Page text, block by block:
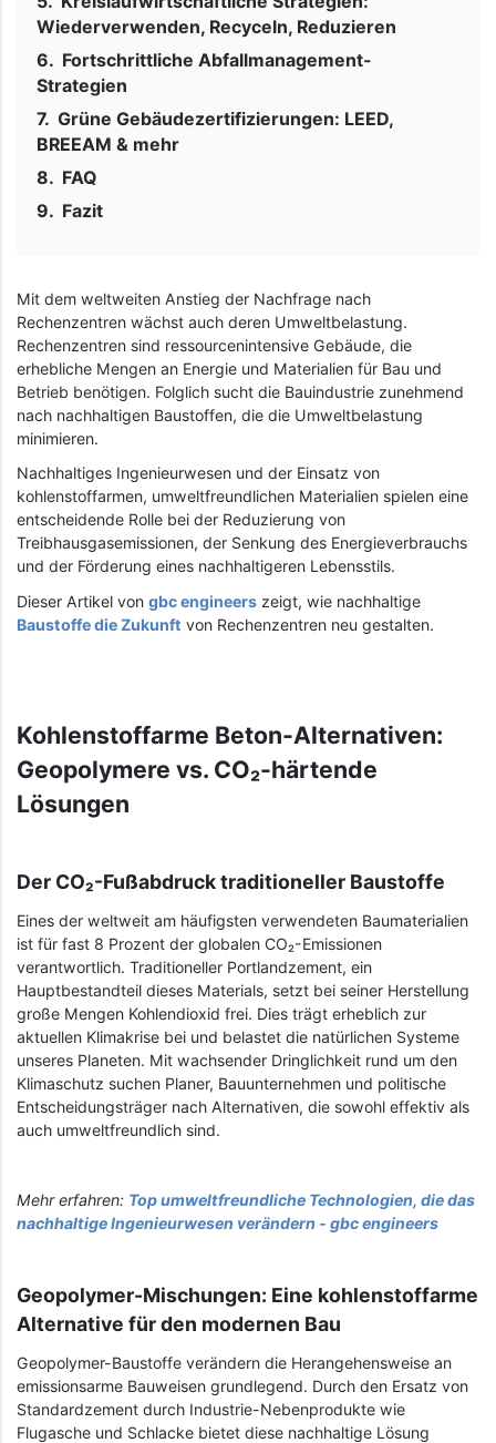
Wiederverwenden, Recyceln, Reduzieren
Fortschrittliche Abfallmanagement-
Strategien
Grüne Gebäudezertifizierungen: LEED,
BREEAM & mehr
FAQ
Fazit
Mit dem weltweiten Anstieg der Nachfrage nach
Rechenzentren wächst auch deren Umweltbelastung.
Rechenzentren sind ressourcenintensive Gebäude, die
erhebliche Mengen an Energie und Materialien für Bau und
Betrieb benötigen. Folglich sucht die Bauindustrie zunehmend
nach nachhaltigen Baustoffen, die die Umweltbelastung
minimieren.
Nachhaltiges Ingenieurwesen und der Einsatz von
kohlenstoffarmen, umweltfreundlichen Materialien spielen eine
entscheidende Rolle bei der Reduzierung von
Treibhausgasemissionen, der Senkung des Energieverbrauchs
und der Förderung eines nachhaltigeren Lebensstils.
Dieser Artikel von gbc engineers zeigt, wie nachhaltige
Baustoffe die Zukunft von Rechenzentren neu gestalten.
Kohlenstoffarme Beton-Alternativen:
Geopolymere vs. CO₂-härtende
Lösungen
Der CO₂-Fußabdruck traditioneller Baustoffe
Eines der weltweit am häufigsten verwendeten Baumaterialien
ist für fast 8 Prozent der globalen CO₂-Emissionen
verantwortlich. Traditioneller Portlandzement, ein
Hauptbestandteil dieses Materials, setzt bei seiner Herstellung
große Mengen Kohlendioxid frei. Dies trägt erheblich zur
aktuellen Klimakrise bei und belastet die natürlichen Systeme
unseres Planeten. Mit wachsender Dringlichkeit rund um den
Klimaschutz suchen Planer, Bauunternehmen und politische
Entscheidungsträger nach Alternativen, die sowohl effektiv als
auch umweltfreundlich sind.
Mehr erfahren: Top umweltfreundliche Technologien, die das
nachhaltige Ingenieurwesen verändern - gbc engineers
Geopolymer-Mischungen: Eine kohlenstoffarme
Alternative für den modernen Bau
Geopolymer-Baustoffe verändern die Herangehensweise an
emissionsarme Bauweisen grundlegend. Durch den Ersatz von
Standardzement durch Industrie-Nebenprodukte wie
Flugasche und Schlacke bietet diese nachhaltige Lösung